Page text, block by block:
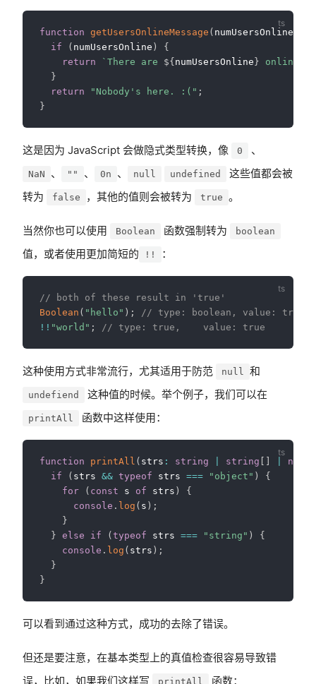
function getUsersOnlineMessage ( numUsersOnline
if
( numUsersOnline )
{
return
` There are ${ numUsersOnline } online
}
return
"Nobody's here. :(" ;
}
这是因为 JavaScript 会做隐式类型转换，像 0 、
NaN 、 "" 、 0n 、 null undefined
这些值都会被
转为
false ，其他的值则会被转为 true 。
当然你也可以使用 Boolean 函数强制转为 boolean
值，或者使用更加简短的 !! ：
// both of these result in 'true'
Boolean ( "hello" ) ;
// type: boolean, value: true
! ! "world" ; // type: true,    value: true
这种使用方式非常流行，尤其适用于防范 null 和
undefiend 这种值的时候。举个例子，我们可以在
printAll 函数中这样使用：
function printAll ( strs : string string null
if
( strs && typeof strs === "object" )
{
for
( const s of strs )
{
console . log ( s ) ;
}
} else if ( typeof strs === "string" )
{
console . log ( strs ) ;
}
}
可以看到通过这种方式，成功的去除了错误。
但还是要注意，在基本类型上的真值检查很容易导致错
误，比如，如果我们这样写
printAll 函数：